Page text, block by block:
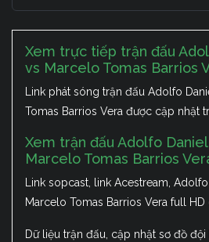
Xem trực tiếp trận đấu
vs Marcelo Tomas Barrios
Link phát sóng trận đấu Adolfo
Tomas Barrios Vera được cập nhật
Xem trận đấu Adolfo
Marcelo Tomas Barrios
Link sopcast, link Acestream,
Marcelo Tomas Barrios Vera full
Dữ liệu trận đấu, cập nhật sơ đồ